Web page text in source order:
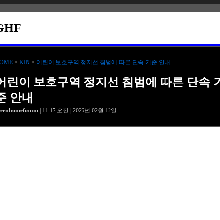
> KIN > 어린이 보호구역 정지선 침범에 따른 단속 기준 안내
린이 보호구역 정지선 침범에 따른 단속
안내
| 11:17 오전 | 2026년 02월 12일